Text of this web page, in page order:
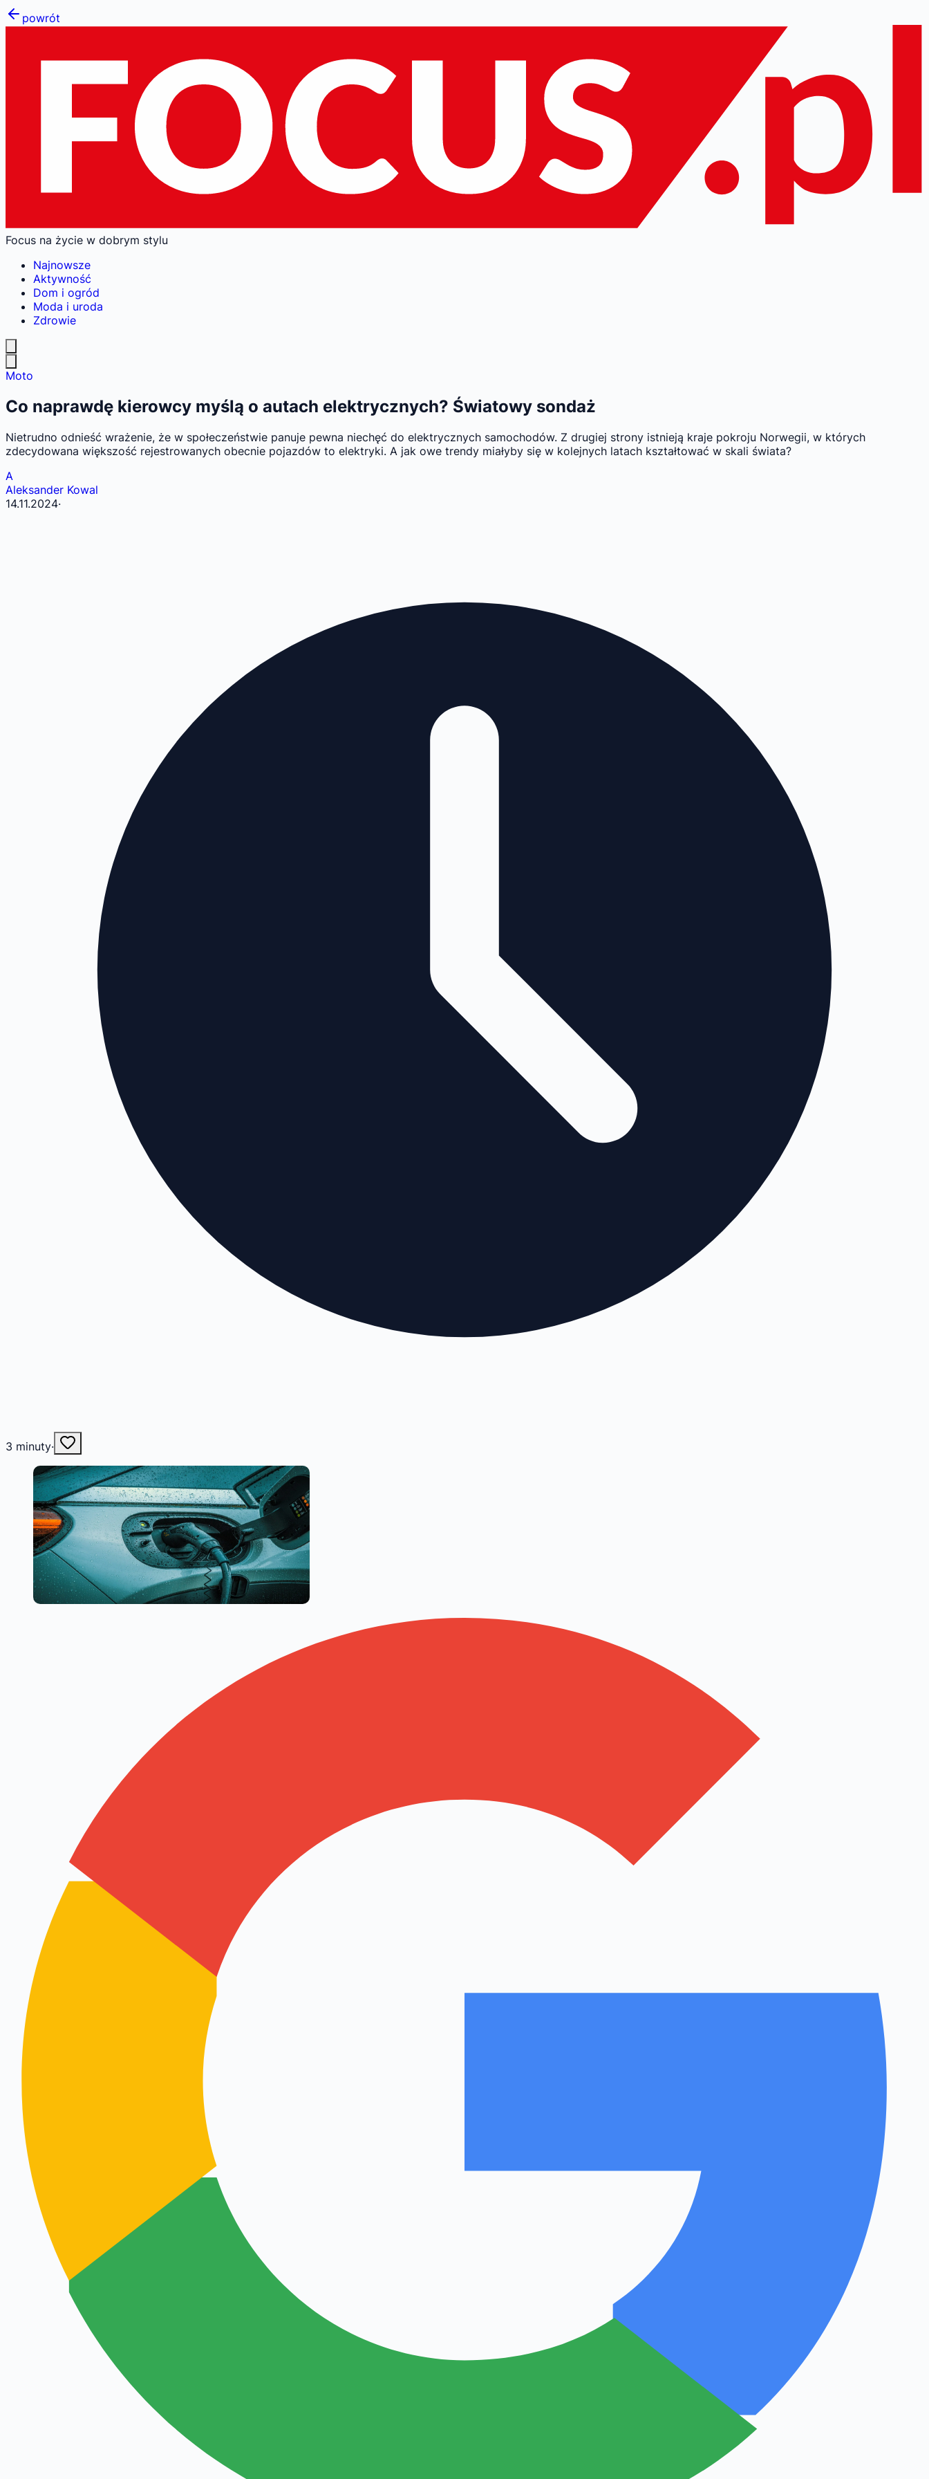
powrót
Focus na życie w dobrym stylu
Najnowsze
Aktywność
Dom i ogród
Moda i uroda
Zdrowie
Moto
Co naprawdę kierowcy myślą o autach elektrycznych? Światowy sondaż
Nietrudno odnieść wrażenie, że w społeczeństwie panuje pewna niechęć do elektrycznych samochodów. Z drugiej strony istnieją kraje pokroju Norwegii, w których
zdecydowana większość rejestrowanych obecnie pojazdów to elektryki. A jak owe trendy miałyby się w kolejnych latach kształtować w skali świata?
A
Aleksander Kowal
14.11.2024·
3 minuty·